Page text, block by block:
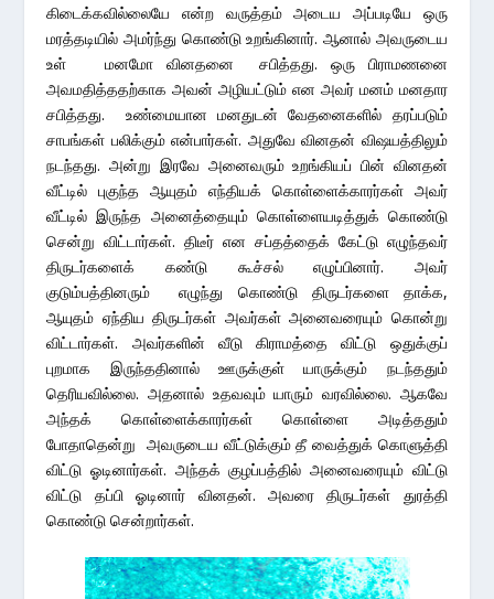
கிடைக்கவில்லையே என்ற வருத்தம் அடைய அப்படியே ஒரு
மரத்தடியில் அமர்ந்து கொண்டு உறங்கினார். ஆனால் அவருடைய
உள் மனமோ வினதனை சபித்தது. ஒரு பிராமணனை
அவமதித்ததற்காக அவன் அழியட்டும் என அவர் மனம் மனதார
சபித்தது. உண்மையான மனதுடன் வேதனைகளில் தரப்படும்
சாபங்கள் பலிக்கும் என்பார்கள். அதுவே வினதன் விஷயத்திலும்
நடந்தது. அன்று இரவே அனைவரும் உறங்கியப் பின் வினதன்
வீட்டில் புகுந்த ஆயுதம் எந்தியக் கொள்ளைக்காரர்கள் அவர்
வீட்டில் இருந்த அனைத்தையும் கொள்ளையடித்துக் கொண்டு
சென்று விட்டார்கள். திடீர் என சப்தத்தைக் கேட்டு எழுந்தவர்
திருடர்களைக் கண்டு கூச்சல் எழுப்பினார். அவர்
குடும்பத்தினரும் எழுந்து கொண்டு திருடர்களை தாக்க,
ஆயுதம் ஏந்திய திருடர்கள் அவர்கள் அனைவரையும் கொன்று
விட்டார்கள். அவர்களின் வீடு கிராமத்தை விட்டு ஒதுக்குப்
புறமாக இருந்ததினால் ஊருக்குள் யாருக்கும் நடந்ததும்
தெரியவில்லை. அதனால் உதவவும் யாரும் வரவில்லை. ஆகவே
அந்தக் கொள்ளைக்காரர்கள் கொள்ளை அடித்ததும்
போதாதென்று அவருடைய வீட்டுக்கும் தீ வைத்துக் கொளுத்தி
விட்டு ஓடினார்கள். அந்தக் குழப்பத்தில் அனைவரையும் விட்டு
விட்டு தப்பி ஓடினார் வினதன். அவரை திருடர்கள் துரத்தி
கொண்டு சென்றார்கள்.